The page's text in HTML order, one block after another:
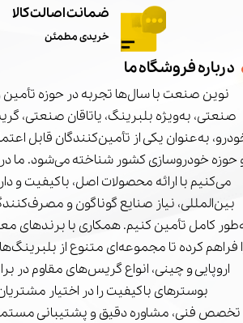
ضمانت اصالت کالا
خریدی مطمئن
درباره فروشگاه ما
نوین صنعت با سال‌ها تجربه در حوزه
صنعتی، به‌ویژه بلبرینگ، یاتاقان صنعتی،
به‌عنوان یکی از تأمین‌کنندگان قابل
حوزه خودروسازی کشور شناخته می‌شود. ما
می‌کنیم با ارائه محصولات اصل، باکیفیت و
بین‌المللی، نیاز صنایع گوناگون و
کامل تأمین کنیم. همکاری با برندهای
فراهم کرده تا مجموعه‌ای متنوع از بلبرینگ‌ها
اروپایی و چینی، انواع گریس‌های مقاوم در
بوسترهای باکیفیت را در اختیار
تخصص فنی، مشاوره دقیق و پشتیبانی